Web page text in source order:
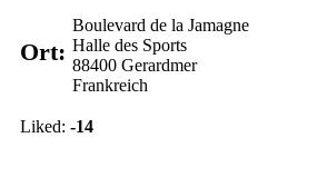
Ort:
Boulevard de la Jamagne
Halle des Sports
88400 Gerardmer
Frankreich
Vote up!
Vote down!
Liked: -14